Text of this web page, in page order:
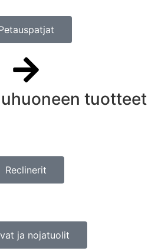
tuotteet
Reclinerit
ja nojatuolit